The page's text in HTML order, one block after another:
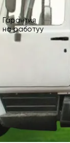
Гарантия
на работуу